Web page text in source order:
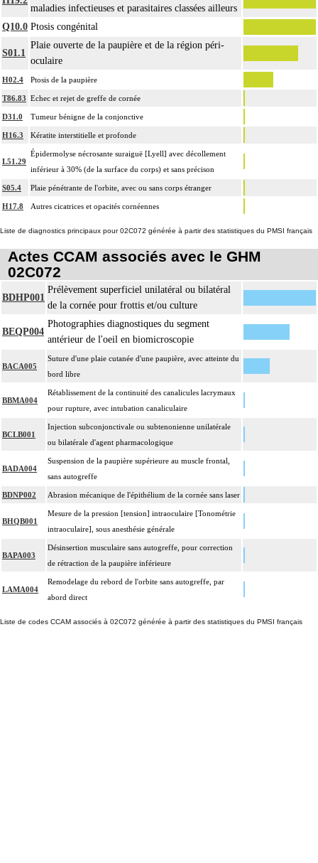
maladies infectieuses et parasitaires classées ailleurs
Q10.0 Ptosis congénital
S01.1
Plaie ouverte de la paupière et de la région péri-
oculaire
H02.4 Ptosis de la paupière
T86.83 Echec et rejet de greffe de cornée
D31.0 Tumeur bénigne de la conjonctive
H16.3 Kératite interstitielle et profonde
L51.29
Épidermolyse nécrosante suraiguë [Lyell] avec décollement
inférieur à 30% (de la surface du corps) et sans précison
S05.4 Plaie pénétrante de l'orbite, avec ou sans corps étranger
H17.8 Autres cicatrices et opacités cornéennes
Liste de diagnostics principaux pour 02C072 générée à partir des statistiques du PMSI français
Actes CCAM associés avec le GHM
02C072
BDHP001
Prélèvement superficiel unilatéral ou bilatéral
de la cornée pour frottis et/ou culture
BEQP004
Photographies diagnostiques du segment
antérieur de l'oeil en biomicroscopie
BACA005
Suture d'une plaie cutanée d'une paupière, avec atteinte du
bord libre
BBMA004
Rétablissement de la continuité des canalicules lacrymaux
pour rupture, avec intubation canaliculaire
BCLB001
Injection subconjonctivale ou subtenonienne unilatérale
ou bilatérale d'agent pharmacologique
BADA004
Suspension de la paupière supérieure au muscle frontal,
sans autogreffe
BDNP002 Abrasion mécanique de l'épithélium de la cornée sans laser
BHQB001
Mesure de la pression [tension] intraoculaire [Tonométrie
intraoculaire], sous anesthésie générale
BAPA003
Désinsertion musculaire sans autogreffe, pour correction
de rétraction de la paupière inférieure
LAMA004
Remodelage du rebord de l'orbite sans autogreffe, par
abord direct
Liste de codes CCAM associés à 02C072 générée à partir des statistiques du PMSI français